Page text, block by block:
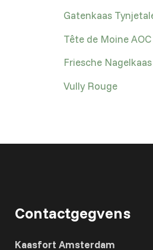
Gatenkaas
Tête de Moine AOC
Friesche
Vully Rouge
Contactgegvens
Kaasfort Amsterdam